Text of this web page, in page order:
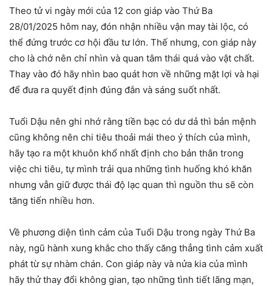
Theo tử vi ngày mới của 12 con giáp vào Thứ Ba
28/01/2025 hôm nay, đón nhận nhiều vận may tài lộc, có
thể đứng trước cơ hội đầu tư lớn. Thế nhưng, con giáp này
cho là chớ nên chỉ nhìn và quan tâm thái quá vào vật chất.
Thay vào đó hãy nhìn bao quát hơn về những mặt lợi và hại
để đưa ra quyết định đúng đắn và sáng suốt nhất.
Tuổi Dậu nên ghi nhớ rằng tiền bạc có dư dả thì bản mệnh
cũng không nên chi tiêu thoải mái theo ý thích của mình,
hãy tạo ra một khuôn khổ nhất định cho bản thân trong
việc chi tiêu, tự mình trải qua những tình huống khó khăn
nhưng vẫn giữ được thái độ lạc quan thì nguồn thu sẽ còn
tăng tiến nhiều hơn.
Về phương diện tình cảm của Tuổi Dậu trong ngày Thứ Ba
này, ngũ hành xung khắc cho thấy căng thẳng tình cảm xuất
phát từ sự nhàm chán. Con giáp này và nửa kia của mình
hãy thử thay đổi không gian, tạo những tình tiết lãng mạn,